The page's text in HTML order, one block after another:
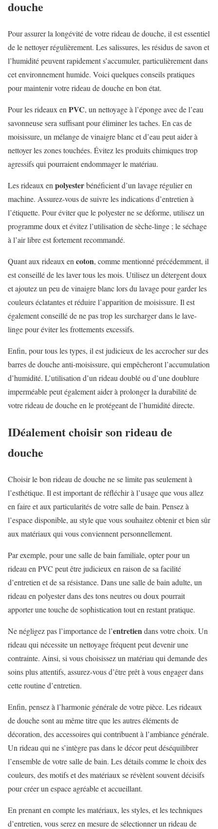
douche
Pour assurer la longévité de votre rideau de douche, il est essentiel
de le nettoyer régulièrement. Les salissures, les résidus de savon et
l’humidité peuvent rapidement s’accumuler, particulièrement dans
cet environnement humide. Voici quelques conseils pratiques
pour maintenir votre rideau de douche en bon état.
Pour les rideaux en PVC, un nettoyage à l’éponge avec de l’eau
savonneuse sera suffisant pour éliminer les taches. En cas de
moisissure, un mélange de vinaigre blanc et d’eau peut aider à
nettoyer les zones touchées. Évitez les produits chimiques trop
agressifs qui pourraient endommager le matériau.
Les rideaux en polyesterbénéficient d’un lavage régulier en
machine. Assurez-vous de suivre les indications d’entretien à
l’étiquette. Pour éviter que le polyester ne se déforme, utilisez un
programme doux et évitez l’utilisation de sèche-linge ; le séchage
à l’air libre est fortement recommandé.
Quant aux rideaux en coton, comme mentionné précédemment, il
est conseillé de les laver tous les mois. Utilisez un détergent doux
et ajoutez un peu de vinaigre blanc lors du lavage pour garder les
couleurs éclatantes et réduire l’apparition de moisissure. Il est
également conseillé de ne pas trop les surcharger dans le lave-
linge pour éviter les frottements excessifs.
Enfin, pour tous les types, il est judicieux de les accrocher sur des
barres de douche anti-moisissure, qui empêcheront l’accumulation
d’humidité. L’utilisation d’un rideau doublé ou d’une doublure
imperméable peut également aider à prolonger la durabilité de
votre rideau de douche en le protégeant de l’humidité directe.
IDéalement choisir son rideau de
douche
Choisir le bon rideau de douche ne se limite pas seulement à
l’esthétique. Il est important de réfléchir à l’usage que vous allez
en faire et aux particularités de votre salle de bain. Pensez à
l’espace disponible, au style que vous souhaitez obtenir et bien sûr
aux matériaux qui vous conviennent personnellement.
Par exemple, pour une salle de bain familiale, opter pour un
rideau en PVC peut être judicieux en raison de sa facilité
d’entretien et de sa résistance. Dans une salle de bain adulte, un
rideau en polyester dans des tons neutres ou doux pourrait
apporter une touche de sophistication tout en restant pratique.
Ne négligez pas l’importance de l’entretiendans votre choix. Un
rideau qui nécessite un nettoyage fréquent peut devenir une
contrainte. Ainsi, si vous choisissez un matériau qui demande des
soins plus attentifs, assurez-vous d’être prêt à vous engager dans
cette routine d’entretien.
Enfin, pensez à l’harmonie générale de votre pièce. Les rideaux
de douche sont au même titre que les autres éléments de
décoration, des accessoires qui contribuent à l’ambiance générale.
Un rideau qui ne s’intègre pas dans le décor peut déséquilibrer
l’ensemble de votre salle de bain. Les détails comme le choix des
couleurs, des motifs et des matériaux se révèlent souvent décisifs
pour créer un espace agréable et accueillant.
En prenant en compte les matériaux, les styles, et les techniques
d’entretien, vous serez en mesure de sélectionner un rideau de